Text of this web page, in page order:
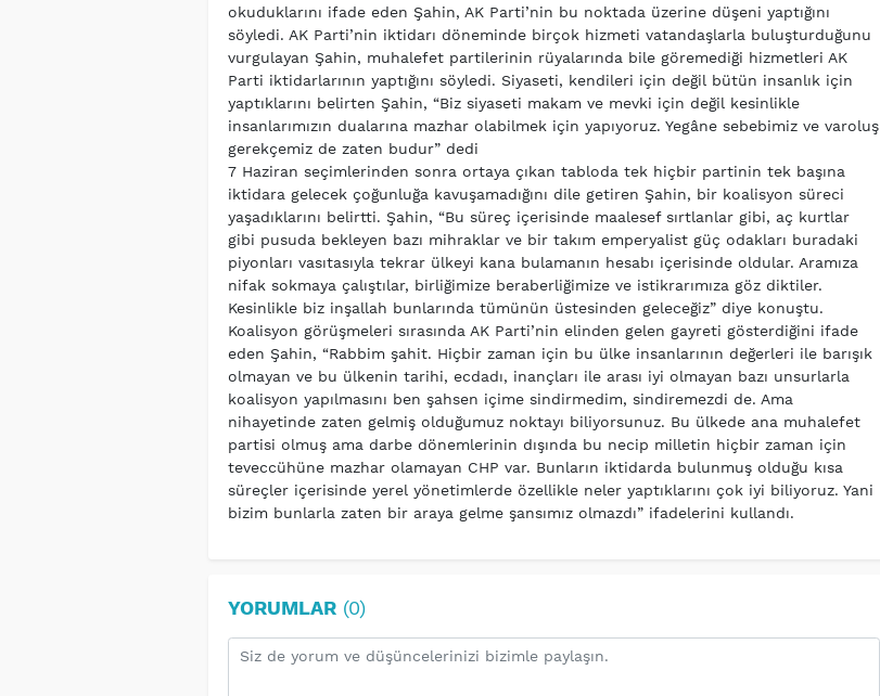
okuduklarını ifade eden Şahin, AK Parti’nin bu noktada üzerine düşeni yaptığını
söyledi. AK Parti’nin iktidarı döneminde birçok hizmeti vatandaşlarla buluşturduğunu
vurgulayan Şahin, muhalefet partilerinin rüyalarında bile göremediği hizmetleri AK
Parti iktidarlarının yaptığını söyledi. Siyaseti, kendileri için değil bütün insanlık için
yaptıklarını belirten Şahin, “Biz siyaseti makam ve mevki için değil kesinlikle
insanlarımızın dualarına mazhar olabilmek için yapıyoruz. Yegâne sebebimiz ve varoluş
gerekçemiz de zaten budur” dedi
7 Haziran seçimlerinden sonra ortaya çıkan tabloda tek hiçbir partinin tek başına
iktidara gelecek çoğunluğa kavuşamadığını dile getiren Şahin, bir koalisyon süreci
yaşadıklarını belirtti. Şahin, “Bu süreç içerisinde maalesef sırtlanlar gibi, aç kurtlar
gibi pusuda bekleyen bazı mihraklar ve bir takım emperyalist güç odakları buradaki
piyonları vasıtasıyla tekrar ülkeyi kana bulamanın hesabı içerisinde oldular. Aramıza
nifak sokmaya çalıştılar, birliğimize beraberliğimize ve istikrarımıza göz diktiler.
Kesinlikle biz inşallah bunlarında tümünün üstesinden geleceğiz” diye konuştu.
Koalisyon görüşmeleri sırasında AK Parti’nin elinden gelen gayreti gösterdiğini ifade
eden Şahin, “Rabbim şahit. Hiçbir zaman için bu ülke insanlarının değerleri ile barışık
olmayan ve bu ülkenin tarihi, ecdadı, inançları ile arası iyi olmayan bazı unsurlarla
koalisyon yapılmasını ben şahsen içime sindirmedim, sindiremezdi de. Ama
nihayetinde zaten gelmiş olduğumuz noktayı biliyorsunuz. Bu ülkede ana muhalefet
partisi olmuş ama darbe dönemlerinin dışında bu necip milletin hiçbir zaman için
teveccühüne mazhar olamayan CHP var. Bunların iktidarda bulunmuş olduğu kısa
süreçler içerisinde yerel yönetimlerde özellikle neler yaptıklarını çok iyi biliyoruz. Yani
bizim bunlarla zaten bir araya gelme şansımız olmazdı” ifadelerini kullandı.
YORUMLAR(0)